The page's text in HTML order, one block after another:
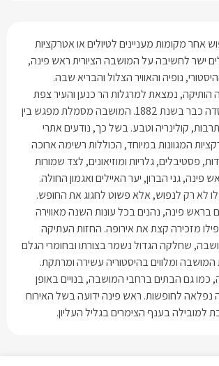
אחר מקומות מעניינים לטיולים או אטרקציות
ישר לחשיבה על המושבה הציורית ראש פינה,
נופיה והאוויר הצלול והבריא שבה.
נמצאת למרגלות הר כנען והעיר צפת
שבגליל העליון ונוסדה כבר בשנת 1882. המושבה מסמלת מפגש בין
קולינריה וטבע. בשל כך, נודעים אתרי
המגוונות במיוחד, הכוללות רשימה ארוכה
פסטיבלים, גלריות ומוזיאונים, לצד שמורות
גני הברון, יער האיילים ואגמון החולה.
לא רק לנפוש, אלא פשוט לחגוג את החופש.
בראש פינה, נהנים בכל עונות השנה מאווירה
מזכירה קצת את אירופה. החזות העתיקה
שחלקה הגדול נשמר בצורתו ובחומרי הגלם
המושבה ומלווים בהיסטוריה עשירה ומרתקת.
כמו גם הבתים ברחבי המושבה, בנויים באופן
נפלאה לחופשות. ראש פינה ידועה בשל האירוח
למובילה בענף הצימרים בגליל העליון.